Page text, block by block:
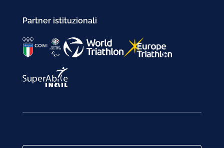
Partner istituzionali